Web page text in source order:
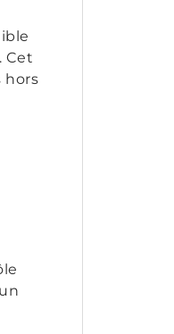
Cet
hors